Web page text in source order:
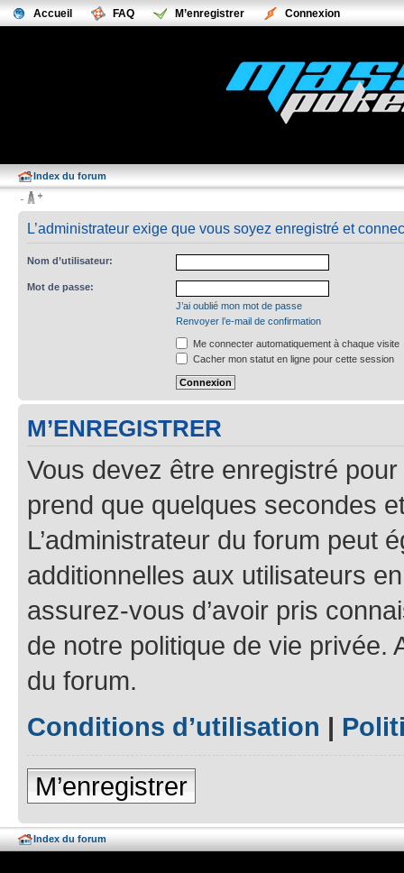
Accueil FAQ M’enregistrer Connexion
Index du forum
L’administrateur exige que vous soyez enregistré et
Nom d’utilisateur:
Mot de passe:
J’ai oublié mon mot de passe
Renvoyer l’e-mail de confirmation
Me connecter automatiquement à chaque visite
Cacher mon statut en ligne pour cette session
M’ENREGISTRER
Vous devez être enregistré
prend que quelques secondes
L’administrateur du forum peut
additionnelles aux utilisateurs
assurez-vous d’avoir pris
de notre politique de vie privée.
du forum.
Conditions d’utilisation |
M’enregistrer
Index du forum